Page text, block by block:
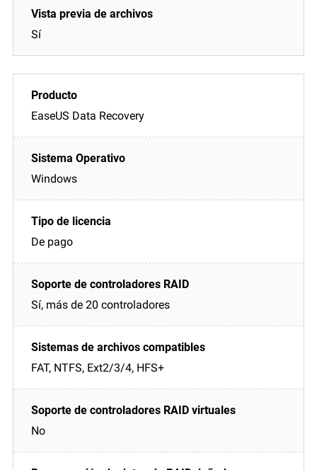
Sí
EaseUS Data Recovery
Windows
De pago
Sí, más de 20 controladores
FAT, NTFS, Ext2/3/4, HFS+
No